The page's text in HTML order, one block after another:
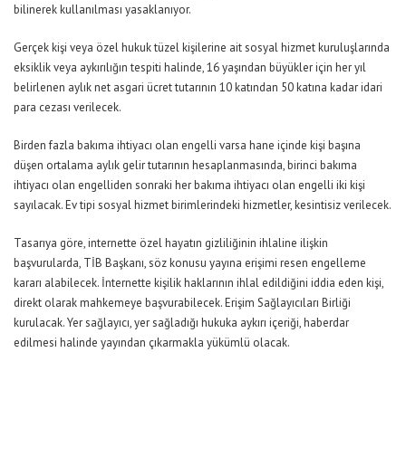
bilinerek kullanılması yasaklanıyor.
Gerçek kişi veya özel hukuk tüzel kişilerine ait sosyal hizmet kuruluşlarında
eksiklik veya aykırılığın tespiti halinde, 16 yaşından büyükler için her yıl
belirlenen aylık net asgari ücret tutarının 10 katından 50 katına kadar idari
para cezası verilecek.
Birden fazla bakıma ihtiyacı olan engelli varsa hane içinde kişi başına
düşen ortalama aylık gelir tutarının hesaplanmasında, birinci bakıma
ihtiyacı olan engelliden sonraki her bakıma ihtiyacı olan engelli iki kişi
sayılacak. Ev tipi sosyal hizmet birimlerindeki hizmetler, kesintisiz verilecek.
Tasarıya göre, internette özel hayatın gizliliğinin ihlaline ilişkin
başvurularda, TİB Başkanı, söz konusu yayına erişimi resen engelleme
kararı alabilecek. İnternette kişilik haklarının ihlal edildiğini iddia eden kişi,
direkt olarak mahkemeye başvurabilecek. Erişim Sağlayıcıları Birliği
kurulacak. Yer sağlayıcı, yer sağladığı hukuka aykırı içeriği, haberdar
edilmesi halinde yayından çıkarmakla yükümlü olacak.